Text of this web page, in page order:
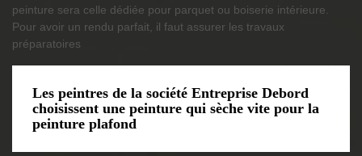
peinture sera celle dédiée pour parquet ou boiserie intérieure.
Pour avoir un rendu parfait, il faut assurer les travaux
préparatoires
Les peintres de la société Entreprise Debord
choisissent une peinture qui sèche vite pour la
peinture plafond